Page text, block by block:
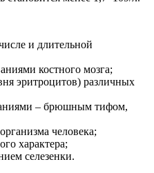
и длительной
костного мозга;
эритроцитов) различных
– брюшным тифом,
человека;
характера;
селезенки.